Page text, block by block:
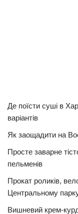
Де поїсти суші в
варіантів
Як заощадити на
Просте заварне
пельменів
Прокат роликів,
Центральному
Вишневий крем-